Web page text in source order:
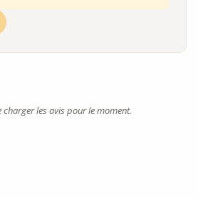
les avis pour le moment.